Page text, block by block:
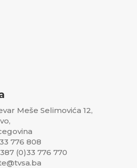
Meše Selimovića 12,
776 808
(0)33 776 770